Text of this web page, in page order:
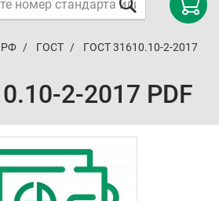
РФ ГОСТ ГОСТ 31610.10-2-2017
2-2017 PDF